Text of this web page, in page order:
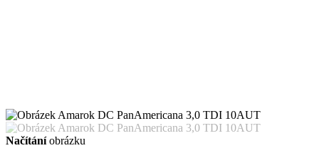
Načítáníobrázku